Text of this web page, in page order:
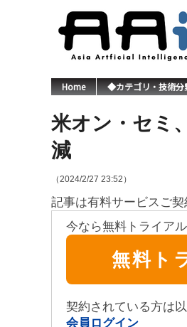
Home ◆カテゴリ・技術
米オン・セミ
減
（2024/2/27 23:52）
記事は有料サービスご契
今なら無料トライア
無料ト
契約されている方は
会員ログイン